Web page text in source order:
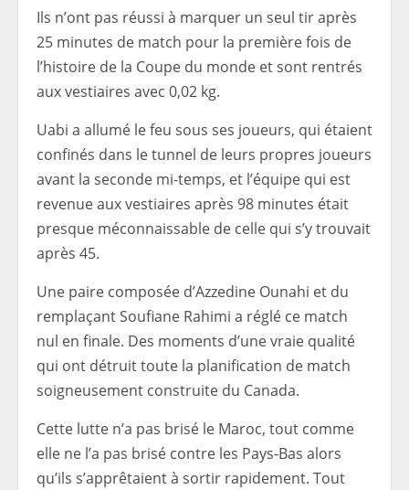
Ils n’ont pas réussi à marquer un seul tir après
25 minutes de match pour la première fois de
l’histoire de la Coupe du monde et sont rentrés
aux vestiaires avec 0,02 kg.
Uabi a allumé le feu sous ses joueurs, qui étaient
confinés dans le tunnel de leurs propres joueurs
avant la seconde mi-temps, et l’équipe qui est
revenue aux vestiaires après 98 minutes était
presque méconnaissable de celle qui s’y trouvait
après 45.
Une paire composée d’Azzedine Ounahi et du
remplaçant Soufiane Rahimi a réglé ce match
nul en finale. Des moments d’une vraie qualité
qui ont détruit toute la planification de match
soigneusement construite du Canada.
Cette lutte n’a pas brisé le Maroc, tout comme
elle ne l’a pas brisé contre les Pays-Bas alors
qu’ils s’apprêtaient à sortir rapidement. Tout